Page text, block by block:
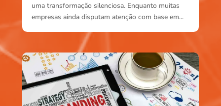
uma transformação silenciosa. Enquanto muitas
empresas ainda disputam atenção com base em...